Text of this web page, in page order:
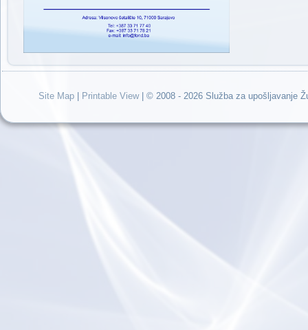
Site Map Printable View| © 2008 - 2026 Služba za upošljavanje